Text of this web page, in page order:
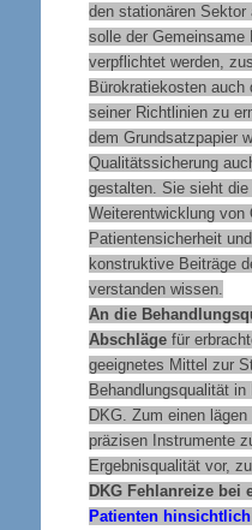
den stationären Sektor
solle der
verpflichtet werden,
Bürokratiekosten auch
seiner Richtlinien zu
dem Grundsatzpapier
Qualitätssicherung
gestalten. Sie sieht
Weiterentwicklung von
Patientensicherheit
konstruktive Beiträge
verstanden wissen.
An die
Abschlägefür
geeignetes Mittel zur
Behandlungsqualität
DKG. Zum einen
präzisen Instrumente
Ergebnisqualität vor,
DKG Fehlanreize bei
Patienten